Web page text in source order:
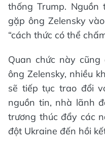
thống Trump.
gặp ông Zelensky
“cách thức có thể
Quan chức này
ông Zelensky, nhiều
sẽ tiếp tục trao đổi
nguồn tin, nhà lãnh
trương thúc đẩy các
đột Ukraine đến hồi